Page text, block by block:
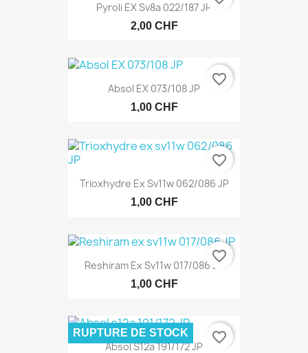
Pyroli EX Sv8a 022/187 JP
2,00 CHF
Absol EX 073/108 JP
1,00 CHF
favorite_border
Trioxhydre Ex Sv11w 062/086 JP
1,00 CHF
favorite_border
Reshiram Ex Sv11w 017/086 JP
1,00 CHF
favorite_border
Absol S12a 191/172 JP
RUPTURE DE STOCK favorite_border